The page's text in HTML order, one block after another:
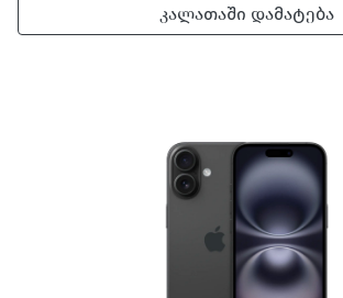
კალათაში დამატება